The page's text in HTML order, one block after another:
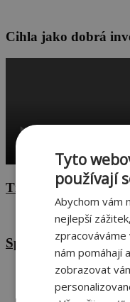
Cihla jako dobrá
Tiskové zprávy
Spotřeba pálených
Dojde k oživení
Tyto
používají
Abychom vám
nejlepší
zpracováváme
nám pomáhají
zobrazovat